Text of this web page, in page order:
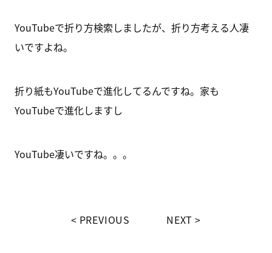
YouTubeで折り方検索しましたが、折り方考える人凄
いですよね。
折り紙もYouTubeで進化してるんですね。家も
YouTubeで進化しますし
YouTube凄いですね。。。
PREVIOUS NEXT